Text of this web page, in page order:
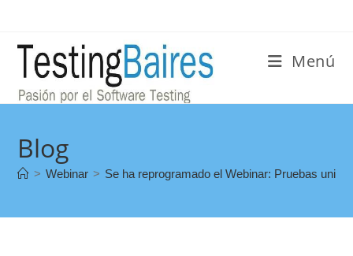
Menú
Blog
> Webinar > Se ha reprogramado el Webinar: Pruebas